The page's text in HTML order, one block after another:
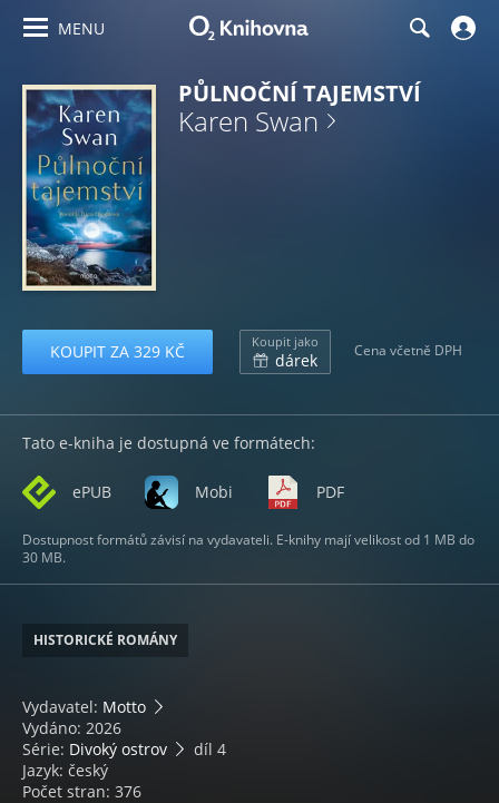
MENU
PŮLNOČNÍ TAJEMSTVÍ
Karen Swan
KOUPIT ZA 329 KČ Koupit jako
dárek Cena včetně DPH
Tato e-kniha je dostupná ve formátech:
ePUB Mobi PDF
Dostupnost formátů závisí na vydavateli. E-knihy mají velikost od 1 MB do
30 MB.
HISTORICKÉ ROMÁNY
Vydavatel: Motto
Vydáno: 2026
Série: Divoký ostrov
díl 4
Jazyk: český
Počet stran: 376